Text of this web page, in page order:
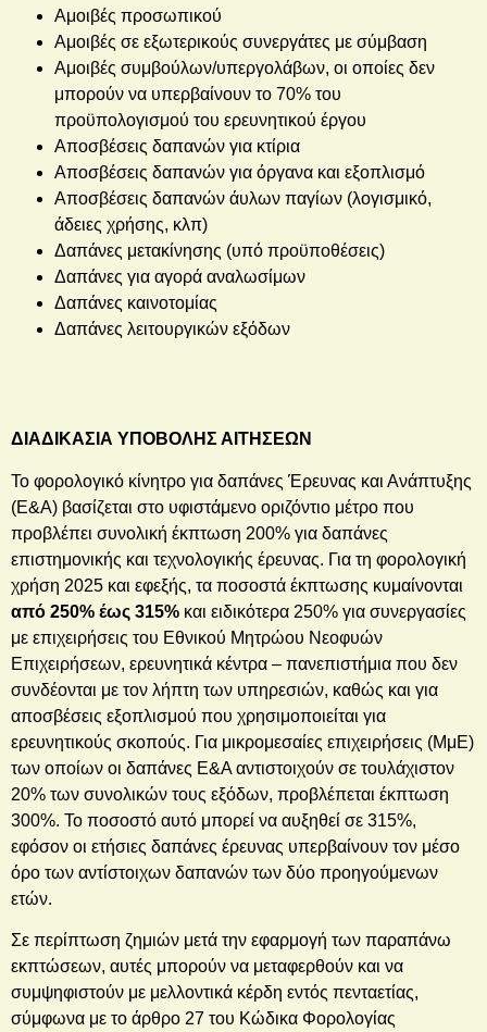
Αμοιβές προσωπικού
Αμοιβές σε εξωτερικούς συνεργάτες με σύμβαση
Αμοιβές συμβούλων/υπεργολάβων, οι οποίες δεν
μπορούν να υπερβαίνουν το 70% του
προϋπολογισμού του ερευνητικού έργου
Αποσβέσεις δαπανών για κτίρια
Αποσβέσεις δαπανών για όργανα και εξοπλισμό
Αποσβέσεις δαπανών άυλων παγίων (λογισμικό,
άδειες χρήσης, κλπ)
Δαπάνες μετακίνησης (υπό προϋποθέσεις)
Δαπάνες για αγορά αναλωσίμων
Δαπάνες καινοτομίας
Δαπάνες λειτουργικών εξόδων
ΔΙΑΔΙΚΑΣΙΑ ΥΠΟΒΟΛΗΣ ΑΙΤΗΣΕΩΝ
Το φορολογικό κίνητρο για δαπάνες Έρευνας και Ανάπτυξης
(Ε&Α) βασίζεται στο υφιστάμενο οριζόντιο μέτρο που
προβλέπει συνολική έκπτωση 200% για δαπάνες
επιστημονικής και τεχνολογικής έρευνας. Για τη φορολογική
χρήση 2025 και εφεξής, τα ποσοστά έκπτωσης κυμαίνονται
από 250% έως 315% και ειδικότερα 250% για συνεργασίες
με επιχειρήσεις του Εθνικού Μητρώου Νεοφυών
Επιχειρήσεων, ερευνητικά κέντρα – πανεπιστήμια που δεν
συνδέονται με τον λήπτη των υπηρεσιών, καθώς και για
αποσβέσεις εξοπλισμού που χρησιμοποιείται για
ερευνητικούς σκοπούς. Για μικρομεσαίες επιχειρήσεις (ΜμΕ)
των οποίων οι δαπάνες Ε&Α αντιστοιχούν σε τουλάχιστον
20% των συνολικών τους εξόδων, προβλέπεται έκπτωση
300%. Το ποσοστό αυτό μπορεί να αυξηθεί σε 315%,
εφόσον οι ετήσιες δαπάνες έρευνας υπερβαίνουν τον μέσο
όρο των αντίστοιχων δαπανών των δύο προηγούμενων
ετών.
Σε περίπτωση ζημιών μετά την εφαρμογή των παραπάνω
εκπτώσεων, αυτές μπορούν να μεταφερθούν και να
συμψηφιστούν με μελλοντικά κέρδη εντός πενταετίας,
σύμφωνα με το άρθρο 27 του Κώδικα Φορολογίας